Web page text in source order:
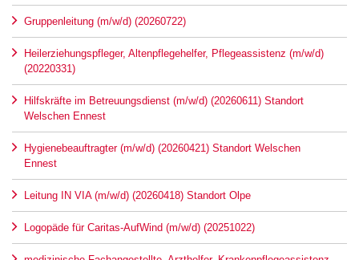
Gruppenleitung (m/w/d) (20260722)
Heilerziehungspfleger, Altenpflegehelfer, Pflegeassistenz (m/w/d)
(20220331)
Hilfskräfte im Betreuungsdienst (m/w/d) (20260611) Standort
Welschen Ennest
Hygienebeauftragter (m/w/d) (20260421) Standort Welschen
Ennest
Leitung IN VIA (m/w/d) (20260418) Standort Olpe
Logopäde für Caritas-AufWind (m/w/d) (20251022)